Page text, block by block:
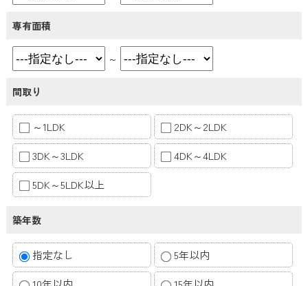
専有面積
～
間取り
～1LDK
2DK～2LDK
3DK～3LDK
4DK～4LDK
5DK～5LDK以上
築年数
指定なし
5年以内